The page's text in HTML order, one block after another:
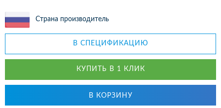
Страна производитель
В СПЕЦИФИКАЦИЮ
КУПИТЬ В 1 КЛИК
В КОРЗИНУ